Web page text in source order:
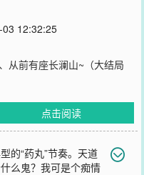
12:32:25
从前有座长澜山~（大结局
点击阅读
的“药丸”节奏。天道
么鬼？我可是个痴情